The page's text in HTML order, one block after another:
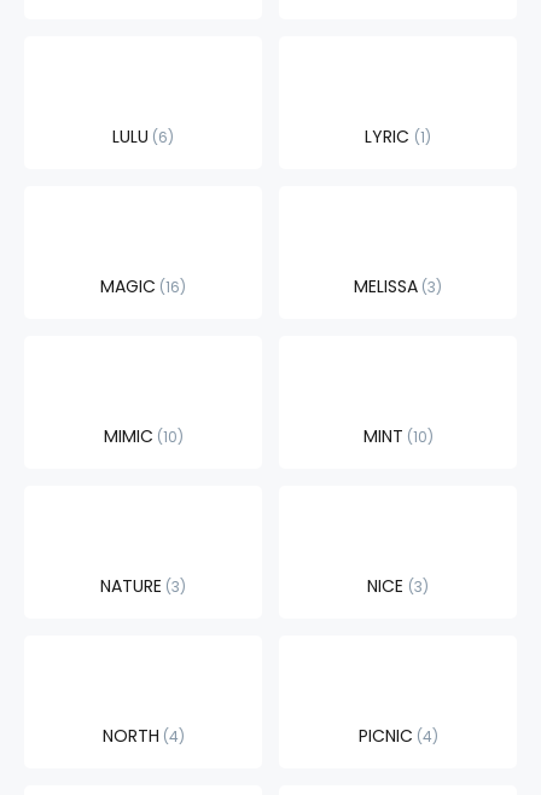
LULU 6 LYRIC 1
MAGIC 16 MELISSA 3
MIMIC 10 MINT 10
NATURE 3 NICE 3
NORTH 4 PICNIC 4